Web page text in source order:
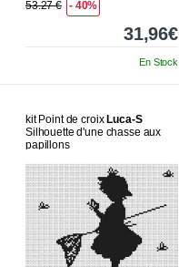
53.27 € - 40%
31,96€
En Stock
kit Point de croix Luca-S
Silhouette d'une chasse aux
papillons